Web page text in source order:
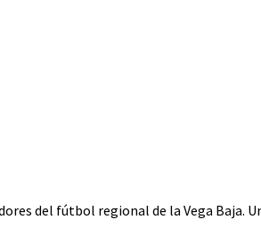
del fútbol regional de la Vega Baja.